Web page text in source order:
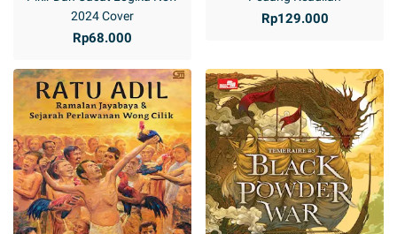
2024 Cover
Rp68.000
Rp129.000